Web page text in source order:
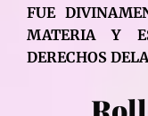
FUE
MATERIA Y
DERECHOS